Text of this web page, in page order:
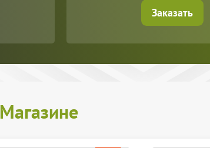
Заказать
Магазине